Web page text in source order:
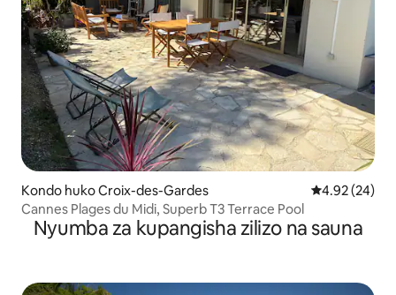
Kondo huko Croix-des-Gardes Ukadiriaji wa
4.92 (24)
Cannes Plages du Midi, Superb T3 Terrace Pool
Nyumba za kupangisha zilizo na sauna